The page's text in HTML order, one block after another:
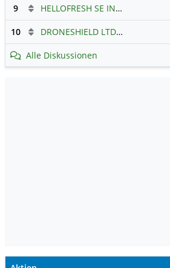
9 HELLOFRESH SE INH O.N.
10 DRONESHIELD LTDHauptdiskussion
Alle Diskussionen